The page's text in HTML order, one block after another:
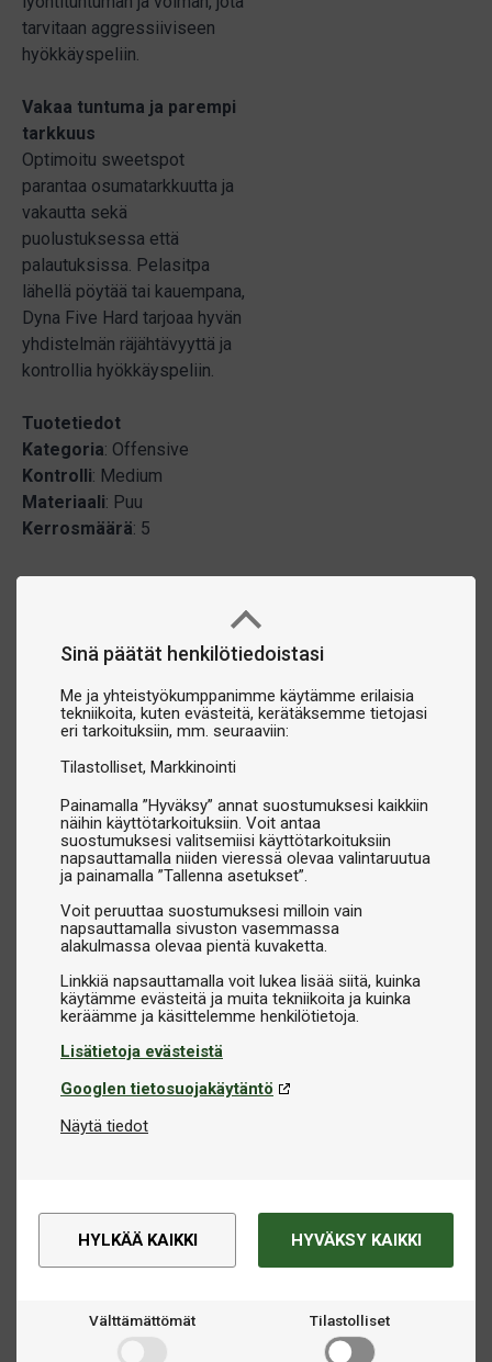
Sinä päätät henkilötiedoistasi
Me ja yhteistyökumppanimme käytämme erilaisia
tekniikoita, kuten evästeitä, kerätäksemme tietojasi
eri tarkoituksiin, mm. seuraaviin:
Tilastolliset Markkinointi
Painamalla ”Hyväksy” annat suostumuksesi kaikkiin
näihin käyttötarkoituksiin. Voit antaa
suostumuksesi valitsemiisi käyttötarkoituksiin
napsauttamalla niiden vieressä olevaa valintaruutua
ja painamalla ”Tallenna asetukset”.
Voit peruuttaa suostumuksesi milloin vain
napsauttamalla sivuston vasemmassa
alakulmassa olevaa pientä kuvaketta.
Linkkiä napsauttamalla voit lukea lisää siitä, kuinka
käytämme evästeitä ja muita tekniikoita ja kuinka
Lisätietoja evästeistä
Googlen tietosuojakäytäntö
Näytä tiedot
HYLKÄÄ KAIKKI HYVÄKSY KAIKKI
Välttämättömät Tilastolliset
tarvitaan aggressiiviseen
hyökkäyspeliin.
Vakaa tuntuma ja parempi
tarkkuus
Optimoitu sweetspot
parantaa osumatarkkuutta ja
vakautta sekä
puolustuksessa että
palautuksissa. Pelasitpa
lähellä pöytää tai kauempana,
Dyna Five Hard tarjoaa hyvän
yhdistelmän räjähtävyyttä ja
kontrollia hyökkäyspeliin.
Tuotetiedot
Kategoria: Offensive
Kontrolli: Medium
Materiaali: Puu
Kerrosmäärä: 5